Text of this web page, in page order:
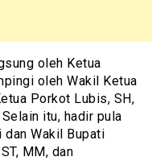
oleh Ketua
oleh Wakil Ketua
Porkot Lubis, SH,
itu, hadir pula
dan Wakil Bupati
MM, dan